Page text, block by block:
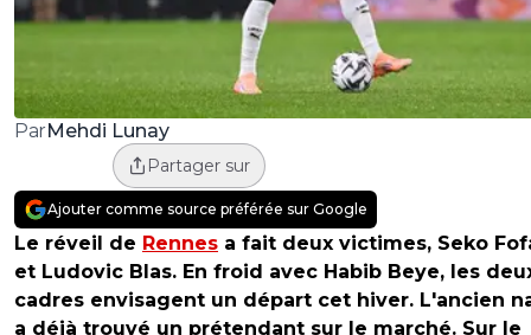
ParMehdi Lunay
Partager sur
Ajouter comme source préférée sur Google
Le réveil de Rennes a fait deux victimes, Seko
et Ludovic Blas. En froid avec Habib Beye, les
cadres envisagent un départ cet hiver. L'ancien
a déjà trouvé un prétendant sur le marché. Sur le